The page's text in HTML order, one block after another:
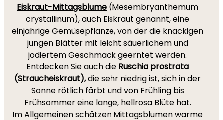
Eiskraut-Mittagsblume (Mesembryanthemum
crystallinum), auch Eiskraut genannt, eine
einjährige Gemüsepflanze, von der die knackigen
jungen Blätter mit leicht säuerlichem und
jodiertem Geschmack geerntet werden.
Entdecken Sie auch die Ruschia prostrata
(Straucheiskraut),die sehr niedrig ist, sich in der
Sonne rötlich färbt und von Frühling bis
Frühsommer eine lange, hellrosa Blüte hat.
Im Allgemeinen schätzen Mittagsblumen warme